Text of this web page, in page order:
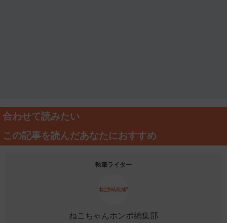
合わせて読みたい
この記事を読んだあなたにおすすめ
執筆ライター
ねこちゃんホンポ編集部